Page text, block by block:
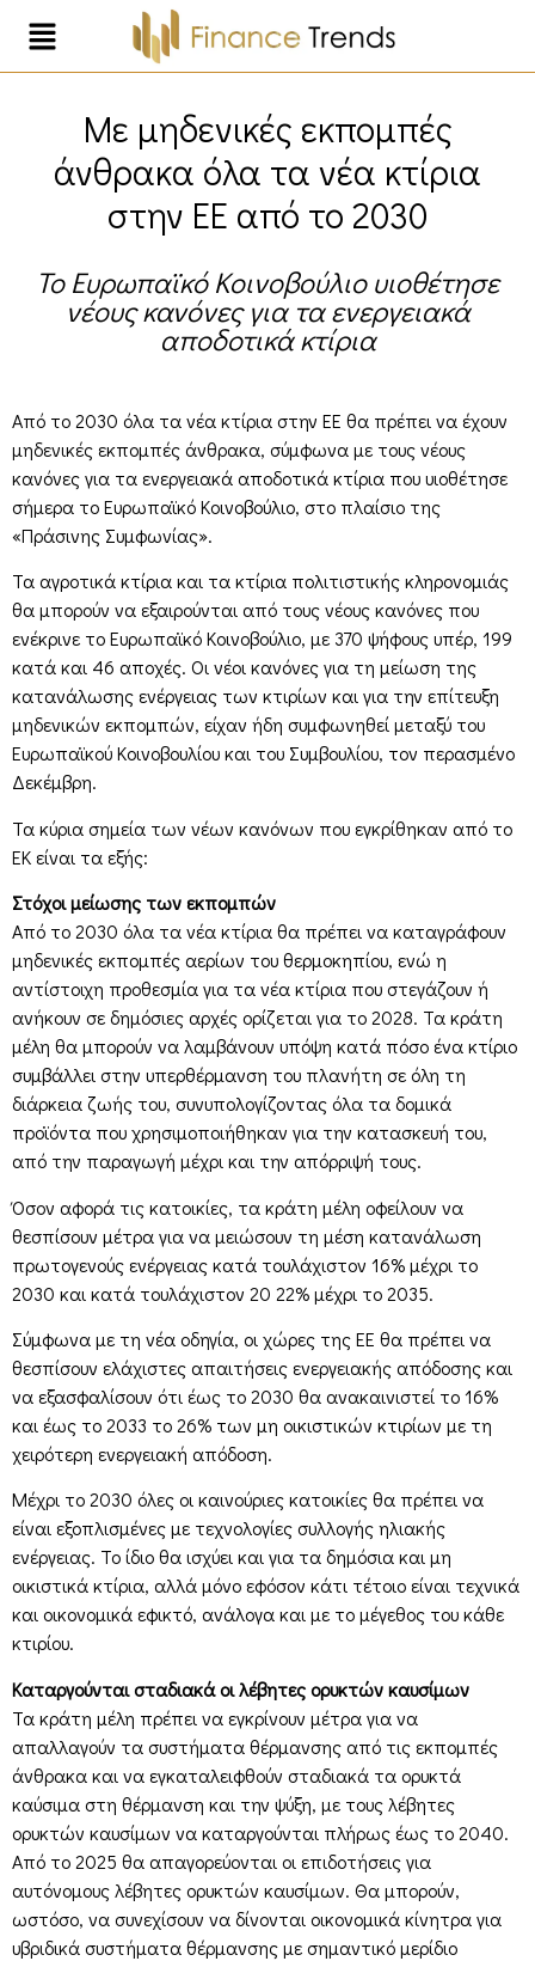
Με μηδενικές εκπομπές
άνθρακα όλα τα νέα κτίρια
στην ΕΕ από το 2030
Το Ευρωπαϊκό Κοινοβούλιο υιοθέτησε
νέους κανόνες για τα ενεργειακά
αποδοτικά κτίρια
Από το 2030 όλα τα νέα κτίρια στην ΕΕ θα πρέπει να έχουν
μηδενικές εκπομπές άνθρακα, σύμφωνα με τους νέους
κανόνες για τα ενεργειακά αποδοτικά κτίρια που υιοθέτησε
σήμερα το Ευρωπαϊκό Κοινοβούλιο, στο πλαίσιο της
«Πράσινης Συμφωνίας».
Τα αγροτικά κτίρια και τα κτίρια πολιτιστικής κληρονομιάς
θα μπορούν να εξαιρούνται από τους νέους κανόνες που
ενέκρινε το Ευρωπαϊκό Κοινοβούλιο, με 370 ψήφους υπέρ, 199
κατά και 46 αποχές. Οι νέοι κανόνες για τη μείωση της
κατανάλωσης ενέργειας των κτιρίων και για την επίτευξη
μηδενικών εκπομπών, είχαν ήδη συμφωνηθεί μεταξύ του
Ευρωπαϊκού Κοινοβουλίου και του Συμβουλίου, τον περασμένο
Δεκέμβρη.
Τα κύρια σημεία των νέων κανόνων που εγκρίθηκαν από το
ΕΚ είναι τα εξής:
Στόχοι μείωσης των εκπομπών
Από το 2030 όλα τα νέα κτίρια θα πρέπει να καταγράφουν
μηδενικές εκπομπές αερίων του θερμοκηπίου, ενώ η
αντίστοιχη προθεσμία για τα νέα κτίρια που στεγάζουν ή
ανήκουν σε δημόσιες αρχές ορίζεται για το 2028. Τα κράτη
μέλη θα μπορούν να λαμβάνουν υπόψη κατά πόσο ένα κτίριο
συμβάλλει στην υπερθέρμανση του πλανήτη σε όλη τη
διάρκεια ζωής του, συνυπολογίζοντας όλα τα δομικά
προϊόντα που χρησιμοποιήθηκαν για την κατασκευή του,
από την παραγωγή μέχρι και την απόρριψή τους.
Όσον αφορά τις κατοικίες, τα κράτη μέλη οφείλουν να
θεσπίσουν μέτρα για να μειώσουν τη μέση κατανάλωση
πρωτογενούς ενέργειας κατά τουλάχιστον 16% μέχρι το
2030 και κατά τουλάχιστον 20 22% μέχρι το 2035.
Σύμφωνα με τη νέα οδηγία, οι χώρες της ΕΕ θα πρέπει να
θεσπίσουν ελάχιστες απαιτήσεις ενεργειακής απόδοσης και
να εξασφαλίσουν ότι έως το 2030 θα ανακαινιστεί το 16%
και έως το 2033 το 26% των μη οικιστικών κτιρίων με τη
χειρότερη ενεργειακή απόδοση.
Μέχρι το 2030 όλες οι καινούριες κατοικίες θα πρέπει να
είναι εξοπλισμένες με τεχνολογίες συλλογής ηλιακής
ενέργειας. Το ίδιο θα ισχύει και για τα δημόσια και μη
οικιστικά κτίρια, αλλά μόνο εφόσον κάτι τέτοιο είναι τεχνικά
και οικονομικά εφικτό, ανάλογα και με το μέγεθος του κάθε
κτιρίου.
Καταργούνται σταδιακά οι λέβητες ορυκτών καυσίμων
Τα κράτη μέλη πρέπει να εγκρίνουν μέτρα για να
απαλλαγούν τα συστήματα θέρμανσης από τις εκπομπές
άνθρακα και να εγκαταλειφθούν σταδιακά τα ορυκτά
καύσιμα στη θέρμανση και την ψύξη, με τους λέβητες
ορυκτών καυσίμων να καταργούνται πλήρως έως το 2040.
Από το 2025 θα απαγορεύονται οι επιδοτήσεις για
αυτόνομους λέβητες ορυκτών καυσίμων. Θα μπορούν,
ωστόσο, να συνεχίσουν να δίνονται οικονομικά κίνητρα για
υβριδικά συστήματα θέρμανσης με σημαντικό μερίδιο